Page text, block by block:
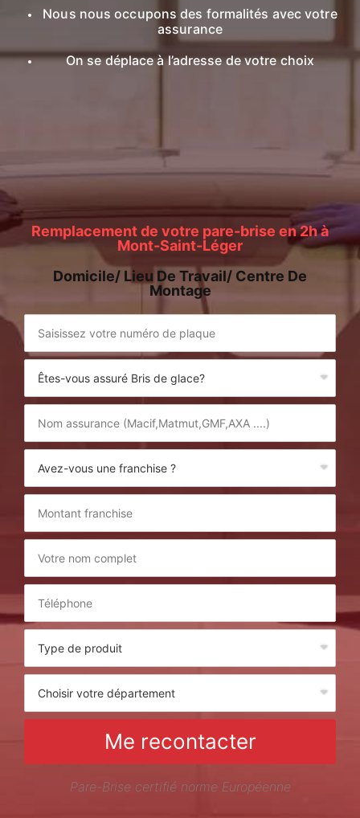
Nous nous occupons des formalités avec votre
assurance
On se déplace à l’adresse de votre choix
Remplacement de votre pare-brise en 2h à
Mont-Saint-Léger
Domicile/ Lieu De Travail/ Centre De
Montage
Me recontacter
Pare-Brise certifié norme Européenne